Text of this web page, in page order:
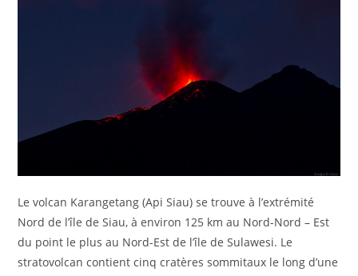
Le volcan Karangetang (Api Siau) se trouve à l’extrémité
Nord de l’île de Siau, à environ 125 km au Nord-Nord – Est
du point le plus au Nord-Est de l’île de Sulawesi. Le
stratovolcan contient cinq cratères sommitaux le long d’une